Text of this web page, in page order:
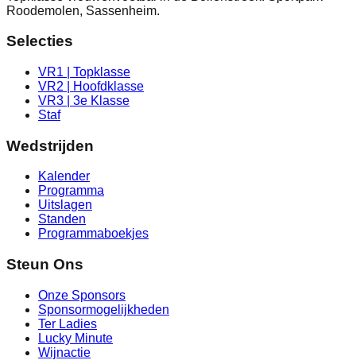
Roodemolen, Sassenheim.
Selecties
VR1 | Topklasse
VR2 | Hoofdklasse
VR3 | 3e Klasse
Staf
Wedstrijden
Kalender
Programma
Uitslagen
Standen
Programmaboekjes
Steun Ons
Onze Sponsors
Sponsormogelijkheden
Ter Ladies
Lucky Minute
Wijnactie